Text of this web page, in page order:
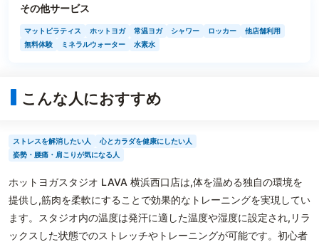
その他サービス
マットピラティス ホットヨガ 常温ヨガ シャワー ロッカー
他店舗利用
無料体験
ミネラルウォーター 水素水
こんな人におすすめ
ストレスを解消したい人
心とカラダを健康にしたい人
姿勢・腰痛・肩こりが気になる人
ホットヨガスタジオ LAVA 横浜西口店は,体を温める独自の環境を
提供し,筋肉を柔軟にすることで効果的なトレーニングを実現してい
ます。スタジオ内の温度は発汗に適した温度や湿度に設定され,リラ
ックスした状態でのストレッチやトレーニングが可能です。初心者